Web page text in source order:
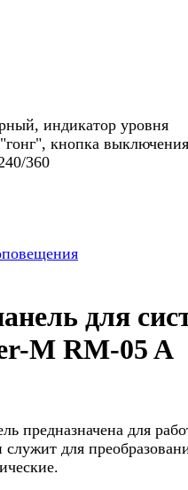
индикатор уровня
кнопка
360
для
M RM-05 A
предназначена для
для